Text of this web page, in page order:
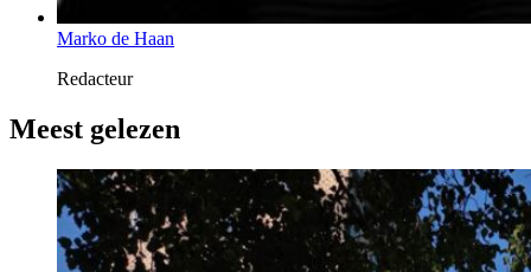
Marko de Haan
Redacteur
Meest gelezen